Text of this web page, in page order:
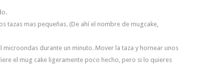
tazas mas pequeñas. (De ahí el nombre de mugcake,
microondas durante un minuto. Mover la taza y hornear unos
el mug cake ligeramente poco hecho, pero si lo quieres